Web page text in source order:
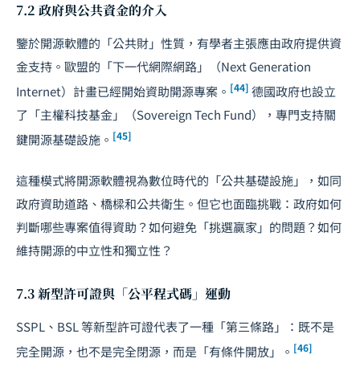
7.2 政府與公共資金的介入
鑒於開源軟體的「公共財」性質，有學者主張應由政府提供資
金支持。歐盟的「下一代網際網路」（Next Generation
Internet）計畫已經開始資助開源專案。 [44] 德國政府也設立
了「主權科技基金」（Sovereign Tech Fund），專門支持關
鍵開源基礎設施。 [45]
這種模式將開源軟體視為數位時代的「公共基礎設施」，如同
政府資助道路、橋樑和公共衛生。但它也面臨挑戰：政府如何
判斷哪些專案值得資助？如何避免「挑選贏家」的問題？如何
維持開源的中立性和獨立性？
7.3 新型許可證與「公平程式碼」運動
SSPL、BSL 等新型許可證代表了一種「第三條路」：既不是
完全開源，也不是完全閉源，而是「有條件開放」。 [46]